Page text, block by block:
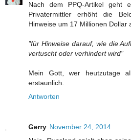
Nach dem PPQ-Artikel geht
Privatermittler erhöht die
Hinweise um 17 Millionen Dollar
"für Hinweise darauf, wie die
vertuscht oder verhindert wird"
Mein Gott, wer heutzutage
erstaunlich.
Antworten
Gerry November 24, 2014